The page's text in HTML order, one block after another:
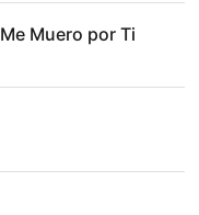
Muero por Ti